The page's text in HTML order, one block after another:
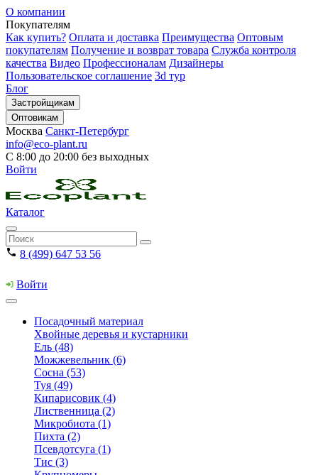
О компании
Покупателям
Как купить? Оплата и доставка Преимущества Оптовым
покупателям Получение и возврат товара Служба контроля
качества Видео Профессионалам Дизайнеры
Пользовательское соглашение 3d тур
Блог
Застройщикам
Оптовикам
Москва Санкт-Петербург
info@eco-plant.ru
С 8:00 до 20:00 без выходных
Войти
Каталог
8 (499) 647 53 56
Войти
Посадочный материал
Хвойные деревья и кустарники
Ель (48)
Можжевельник (6)
Сосна (53)
Туя (49)
Кипарисовик (4)
Лиственница (2)
Микробиота (1)
Пихта (2)
Псевдотсуга (1)
Тис (3)